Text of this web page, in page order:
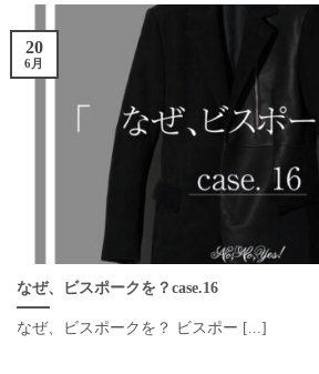
なぜ、ビスポークを？case.16
なぜ、ビスポークを？ ビスポー [...]
20
6月